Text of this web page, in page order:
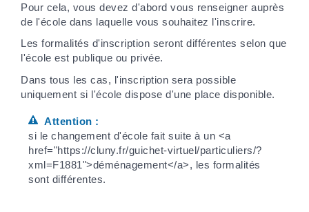
Pour cela, vous devez d'abord vous renseigner auprès
de l'école dans laquelle vous souhaitez l'inscrire.
Les formalités d'inscription seront différentes selon que
l'école est publique ou privée.
Dans tous les cas, l'inscription sera possible
uniquement si l'école dispose d'une place disponible.
Attention :
si le changement d'école fait suite à un <a
href="https://cluny.fr/guichet-virtuel/particuliers/?
xml=F1881">déménagement</a>, les formalités
sont différentes.